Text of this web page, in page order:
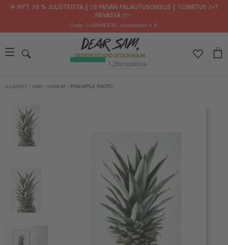
🌟 NYT: 30 % JULISTEISTA ┃ 30 PÄIVÄN PALAUTUSOIKEUS ┃ TOIMITUS 2–7
PÄIVÄSSÄ 📦✨
Code: SUMMER30, viimeistään 6.8.
JULISTEET / VÄRI / VIHREÄT / PINEAPPLE PHOTO